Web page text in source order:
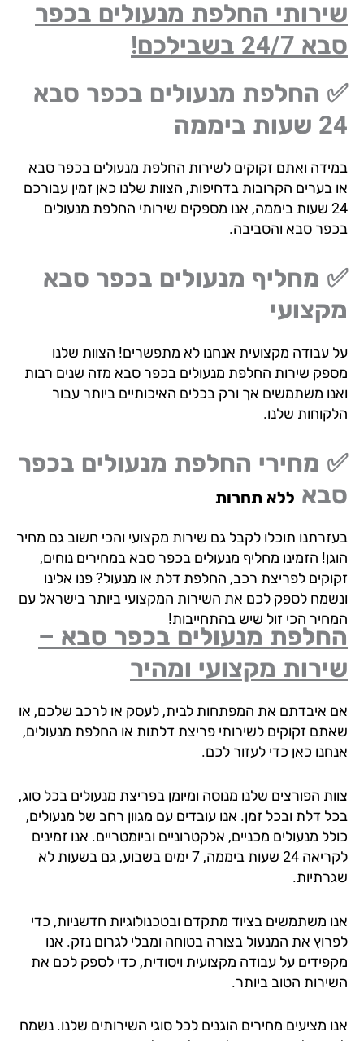
החלפת מנעולים בכפר
7 בשבילכם!
החלפת מנעולים בכפר סבא
ואתם זקוקים לשירות החלפת מנעולים בכפר סבא
בערים הקרובות בדחיפות, הצוות שלנו כאן זמין עבורכם
24 שעות ביממה, אנו מספקים שירותי החלפת מנעולים
סבא והסביבה.
מחליף מנעולים בכפר סבא
עבודה מקצועית אנחנו לא מתפשרים! הצוות שלנו
שירות החלפת מנעולים בכפר סבא מזה שנים רבות
משתמשים אך ורק בכלים האיכותיים ביותר עבור
שלנו.
מחירי החלפת מנעולים בכפר
ללא תחרות
תוכלו לקבל גם שירות מקצועי והכי חשוב גם מחיר
הזמינו מחליף מנעולים בכפר סבא במחירים נוחים,
לפריצת רכב, החלפת דלת או מנעול? פנו אלינו
לספק לכם את השירות המקצועי ביותר בישראל עם
הכי זול שיש בהתחייבות!
מנעולים בכפר סבא –
מקצועי ומהיר
איבדתם את המפתחות לבית, לעסק או לרכב שלכם, או
זקוקים לשירותי פריצת דלתות או החלפת מנעולים,
כאן כדי לעזור לכם.
הפורצים שלנו מנוסה ומיומן בפריצת מנעולים בכל סוג,
דלת ובכל זמן. אנו עובדים עם מגוון רחב של מנעולים,
מנעולים מכניים, אלקטרוניים וביומטריים. אנו זמינים
לקריאה 24 שעות ביממה, 7 ימים בשבוע, גם בשעות לא
משתמשים בציוד מתקדם ובטכנולוגיות חדשניות, כדי
את המנעול בצורה בטוחה ומבלי לגרום נזק. אנו
על עבודה מקצועית ויסודית, כדי לספק לכם את
הטוב ביותר.
מציעים מחירים הוגנים לכל סוגי השירותים שלנו. נשמח